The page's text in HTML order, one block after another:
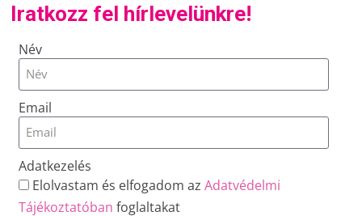
Iratkozz fel hírlevelünkre!
Név
Email
Adatkezelés
Elolvastam és elfogadom azAdatvédelmi
Tájékoztatóban foglaltakat